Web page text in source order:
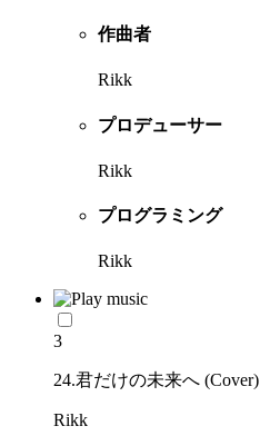
作曲者
Rikk
プロデューサー
Rikk
プログラミング
Rikk
3
24.君だけの未来へ (Cover)
Rikk